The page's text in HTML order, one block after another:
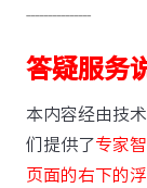
---------------
答疑服务
本内容经由技
们提供了专家
页面的右下的